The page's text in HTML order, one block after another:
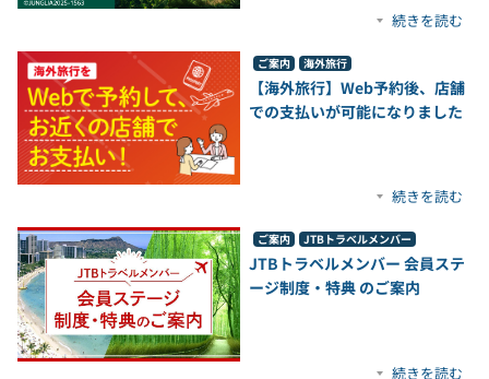
続きを読む
ご案内 海外旅行
【海外旅行】Web予約後、店舗
での支払いが可能になりました
続きを読む
ご案内 JTBトラベルメンバー
JTBトラベルメンバー 会員ステ
ージ制度・特典 のご案内
続きを読む